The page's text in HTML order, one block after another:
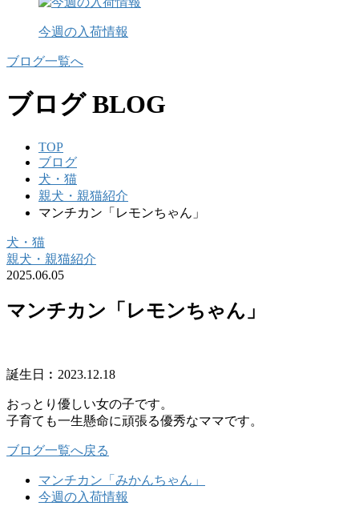
今週の入荷情報
ブログ一覧へ
ブログ BLOG
TOP
ブログ
犬・猫
親犬・親猫紹介
マンチカン「レモンちゃん」
犬・猫
親犬・親猫紹介
2025.06.05
マンチカン「レモンちゃん」
誕生日︰2023.12.18
おっとり優しい女の子です。
子育ても一生懸命に頑張る優秀なママです。
ブログ一覧へ戻る
マンチカン「みかんちゃん」
今週の入荷情報